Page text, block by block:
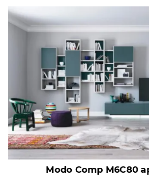
Modo Comp M6C80